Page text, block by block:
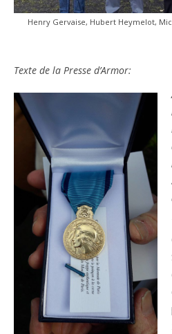
Henry Gervaise, Hubert Heymelot,
Texte de la Presse d’Armor: